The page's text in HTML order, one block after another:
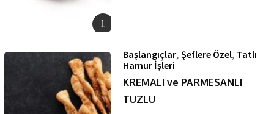
1
Başlangıçlar, Şeflere Özel, Tatlı
Hamur İşleri
KREMALI ve PARMESANLI
TUZLU